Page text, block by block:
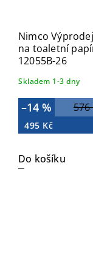
Nimco
na toaletní
12055B-26
Skladem 1-3 dny
576
–14 %
495 Kč
Do košíku